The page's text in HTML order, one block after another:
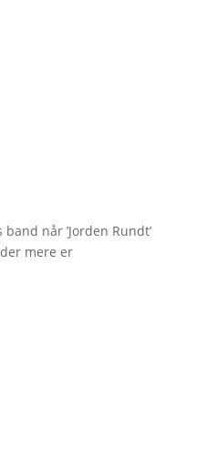
når ’Jorden Rundt’
mere er